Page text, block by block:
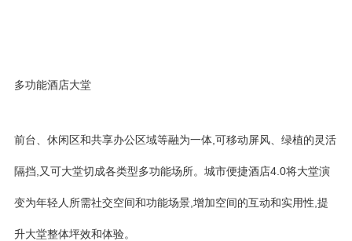
多功能酒店大堂
前台、休闲区和共享办公区域等融为一体,可移动屏风、绿植的灵活
隔挡,又可大堂切成各类型多功能场所。城市便捷酒店4.0将大堂演
变为年轻人所需社交空间和功能场景,增加空间的互动和实用性,提
升大堂整体坪效和体验。